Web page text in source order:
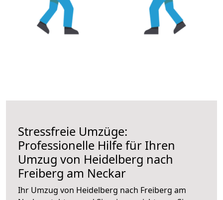
Stressfreie Umzüge:
Professionelle Hilfe für Ihren
Umzug von Heidelberg nach
Freiberg am Neckar
Ihr Umzug von Heidelberg nach Freiberg am